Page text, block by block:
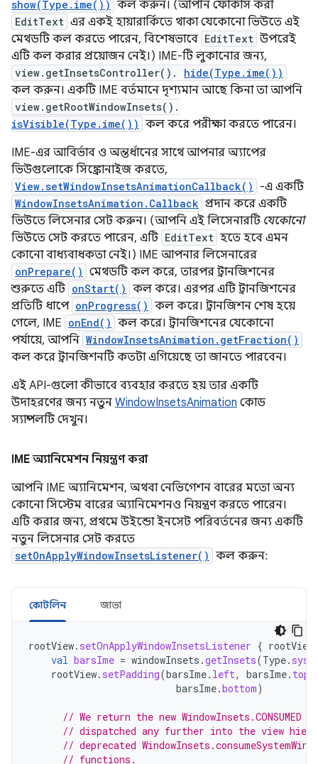
show(Type.ime()) কল করুন। (আপনি ফোকাস করা
EditText এর একই হায়ারার্কিতে থাকা যেকোনো ভিউতে এই
মেথডটি কল করতে পারেন, বিশেষভাবে EditText উপরেই
এটি কল করার প্রয়োজন নেই।) IME-টি লুকানোর জন্য,
view.getInsetsController(). hide(Type.ime())
কল করুন। একটি IME বর্তমানে দৃশ্যমান আছে কিনা তা আপনি
view.getRootWindowInsets().
isVisible(Type.ime()) কল করে পরীক্ষা করতে পারেন।
IME-এর আবির্ভাব ও অন্তর্ধানের সাথে আপনার অ্যাপের
ভিউগুলোকে সিঙ্ক্রোনাইজ করতে,
View.setWindowInsetsAnimationCallback() -এ একটি
WindowInsetsAnimation.Callback প্রদান করে একটি
ভিউতে লিসেনার সেট করুন। (আপনি এই লিসেনারটি যেকোনো
ভিউতে সেট করতে পারেন, এটি EditText হতে হবে এমন
কোনো বাধ্যবাধকতা নেই।) IME আপনার লিসেনারের
onPrepare() মেথডটি কল করে, তারপর ট্রানজিশনের
শুরুতে এটি onStart() কল করে। এরপর এটি ট্রানজিশনের
প্রতিটি ধাপে onProgress() কল করে। ট্রানজিশন শেষ হয়ে
গেলে, IME onEnd() কল করে। ট্রানজিশনের যেকোনো
পর্যায়ে, আপনি WindowInsetsAnimation.getFraction()
কল করে ট্রানজিশনটি কতটা এগিয়েছে তা জানতে পারবেন।
এই API-গুলো কীভাবে ব্যবহার করতে হয় তার একটি
উদাহরণের জন্য নতুন WindowInsetsAnimation কোড
স্যাম্পলটি দেখুন।
IME অ্যানিমেশন নিয়ন্ত্রণ করা
আপনি IME অ্যানিমেশন, অথবা নেভিগেশন বারের মতো অন্য
কোনো সিস্টেম বারের অ্যানিমেশনও নিয়ন্ত্রণ করতে পারেন।
এটি করার জন্য, প্রথমে উইন্ডো ইনসেট পরিবর্তনের জন্য একটি
নতুন লিসেনার সেট করতে
setOnApplyWindowInsetsListener() কল করুন:
কোটলিন জাভা
rootView. setOnApplyWindowInsetsListener { rootView
val barsIme = windowInsets .getInsets(Type.
rootView. setPadding(barsIme. left, barsIme. top
barsIme.bottom)
// We return the new
// dispatched any further into the view
// deprecated
// functions.